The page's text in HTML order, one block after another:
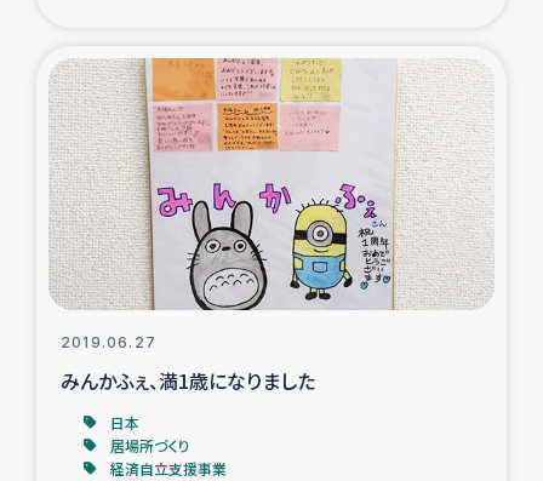
2019.06.27
みんかふぇ、満1歳になりました
日本
居場所づくり
経済自立支援事業